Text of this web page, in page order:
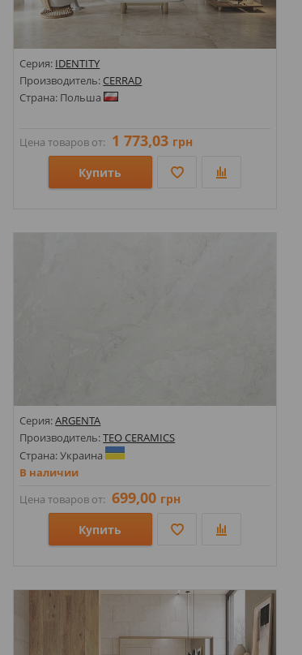
Серия: IDENTITY
Производитель: CERRAD
Страна: Польша
Цена товаров от: 1 773,03 грн
Купить
Стили: Под бетон; Под камень;
Серия:ARGENTA
Производитель:TEO CERAMICS
Страна: Украина
В наличии
Цена товаров от: 699,00 грн
Купить
Стили: Под камень; Под мрамор;